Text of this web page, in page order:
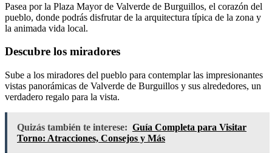
Pasea por la Plaza Mayor de Valverde de Burguillos, el corazón del
pueblo, donde podrás disfrutar de la arquitectura típica de la zona y
la animada vida local.
Descubre los miradores
Sube a los miradores del pueblo para contemplar las impresionantes
vistas panorámicas de Valverde de Burguillos y sus alrededores, un
verdadero regalo para la vista.
Quizás también te interese: Guía Completa para Visitar
Torno: Atracciones, Consejos y Más